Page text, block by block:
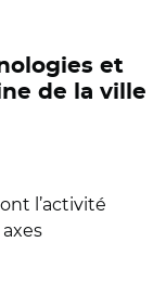
et
de la ville
l’activité